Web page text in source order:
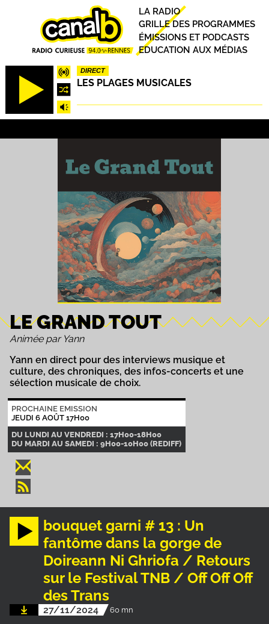
DIRECT
LES PLAGES MUSICALES
Principal
LA RADIO
GRILLE DES PROGRAMMES
ÉMISSIONS ET PODCASTS
EDUCATION AUX MÉDIAS
LE GRAND TOUT
Animée par Yann
Yann en direct pour des interviews musique et
culture, des chroniques, des infos-concerts et une
sélection musicale de choix.
PROCHAINE EMISSION
JEUDI 6 AOÛT 17H00
DU LUNDI AU VENDREDI : 17H00-18H00
DU MARDI AU SAMEDI : 9H00-10H00 (REDIFF)
bouquet garni # 13 : Un
fantôme dans la gorge de
Doireann Ni Ghriofa / Retours
sur le Festival TNB / Off Off Off
des Trans
27/11/2024 60 mn